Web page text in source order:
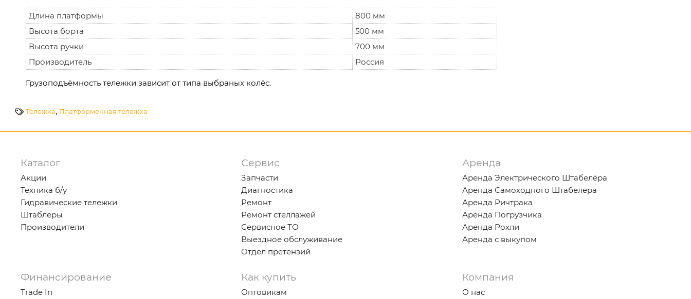
Длина платформы
800 мм
Высота борта
500 мм
Высота ручки
700 мм
Производитель
Россия
Грузоподъёмность тележки зависит от типа выбраных колёс.
Тележка, Платформенная тележка
Каталог
Акции
Техника б/у
Гидравические тележки
Штаблеры
Производители
Сервис
Запчасти
Диагностика
Ремонт
Ремонт стеллажей
Сервисное ТО
Выездное обслуживание
Отдел претензий
Аренда
Аренда Электрического Штабелёра
Аренда Самоходного Штабелера
Аренда Ричтрака
Аренда Погрузчика
Аренда Рохли
Аренда с выкупом
Финансирование
Trade In
Как купить
Оптовикам
Компания
О нас